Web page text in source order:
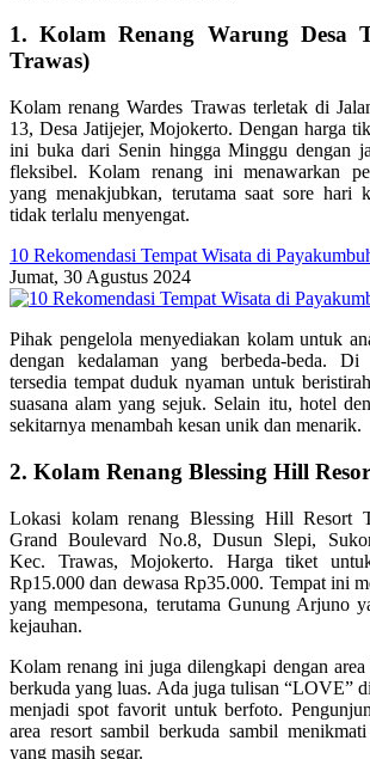
1. Kolam Renang Warung Desa
Trawas)
Kolam renang Wardes Trawas terletak di
13, Desa Jatijejer, Mojokerto. Dengan harga
ini buka dari Senin hingga Minggu dengan
fleksibel. Kolam renang ini menawarkan
yang menakjubkan, terutama saat sore hari
tidak terlalu menyengat.
10 Rekomendasi Tempat Wisata di
Jumat, 30 Agustus 2024
Pihak pengelola menyediakan kolam untuk
dengan kedalaman yang berbeda-beda.
tersedia tempat duduk nyaman untuk
suasana alam yang sejuk. Selain itu, hotel
sekitarnya menambah kesan unik dan menarik.
2. Kolam Renang Blessing Hill
Lokasi kolam renang Blessing Hill Resort
Grand Boulevard No.8, Dusun Slepi,
Kec. Trawas, Mojokerto. Harga tiket
Rp15.000 dan dewasa Rp35.000. Tempat ini
yang mempesona, terutama Gunung Arjuno
kejauhan.
Kolam renang ini juga dilengkapi dengan area
berkuda yang luas. Ada juga tulisan “LOVE”
menjadi spot favorit untuk berfoto.
area resort sambil berkuda sambil
yang masih segar.